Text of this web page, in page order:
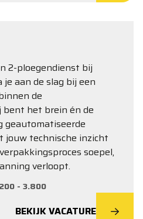
2-ploegendienst bij
aan de slag bij een
de
bent het brein én de
geautomatiseerde
jouw technische inzicht
soepel,
verloopt.
- 3.800
BEKIJK VACATURE